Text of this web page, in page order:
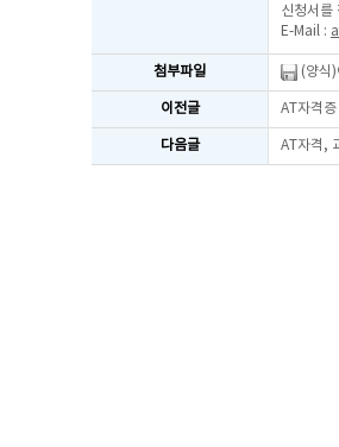
신청서를
E-Mail :
첨부파일 (양식
이전글 AT자격
다음글 AT자격,